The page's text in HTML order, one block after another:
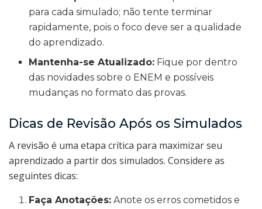
para cada simulado; não tente terminar
rapidamente, pois o foco deve ser a qualidade
do aprendizado.
Mantenha-se Atualizado: Fique por dentro
das novidades sobre o ENEM e possíveis
mudanças no formato das provas.
Dicas de Revisão Após os Simulados
A revisão é uma etapa crítica para maximizar seu
aprendizado a partir dos simulados. Considere as
seguintes dicas:
Faça Anotações: Anote os erros cometidos e